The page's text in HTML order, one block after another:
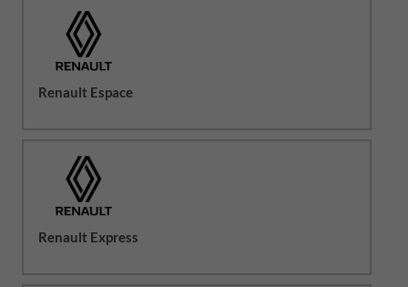
Renault Espace
Renault Express